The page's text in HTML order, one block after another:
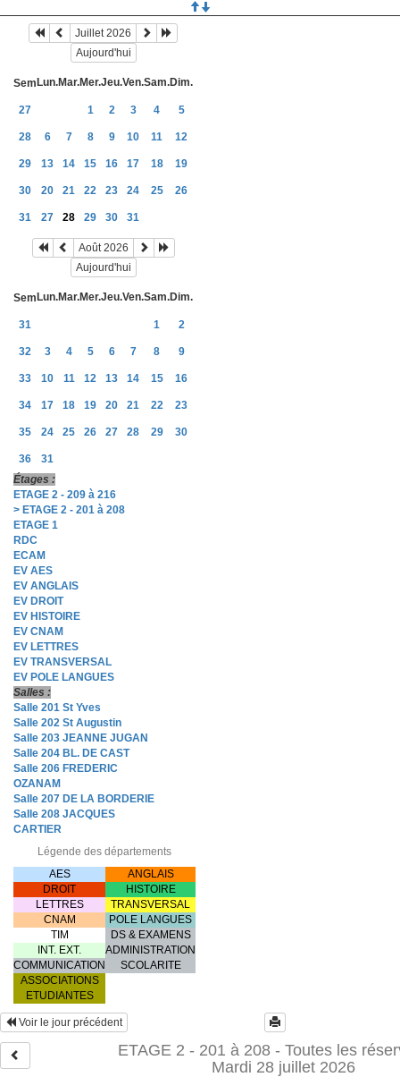
Juillet 2026
Aujourd'hui
Sem Lun.Mar.Mer.Jeu.Ven.Sam.Dim.
27 1 2 3 4 5
28 6 7 8 9 10 11 12
29 13 14 15 16 17 18 19
30 20 21 22 23 24 25 26
31 27 28 29 30 31
Août 2026
Aujourd'hui
Sem Lun.Mar.Mer.Jeu.Ven.Sam.Dim.
31 1 2
32 3 4 5 6 7 8 9
33 10 11 12 13 14 15 16
34 17 18 19 20 21 22 23
35 24 25 26 27 28 29 30
36
31
Étages :
ETAGE 2 - 209 à 216
> ETAGE 2 - 201 à 208
ETAGE 1
RDC
ECAM
EV AES
EV ANGLAIS
EV DROIT
EV HISTOIRE
EV CNAM
EV LETTRES
EV TRANSVERSAL
EV POLE LANGUES
Salles :
Salle 201 St Yves
Salle 202 St Augustin
Salle 203 JEANNE JUGAN
Salle 204 BL. DE CAST
Salle 206 FREDERIC
OZANAM
Salle 207 DE LA BORDERIE
Salle 208 JACQUES
CARTIER
Légende des départements
AES
ANGLAIS
DROIT
HISTOIRE
LETTRES
TRANSVERSAL
CNAM
POLE LANGUES
TIM
DS & EXAMENS
INT. EXT.
ADMINISTRATION
COMMUNICATION
SCOLARITE
ASSOCIATIONS
ETUDIANTES
Voir le jour précédent
ETAGE 2 - 201 à 208 - Toutes les
Mardi 28 juillet 2026